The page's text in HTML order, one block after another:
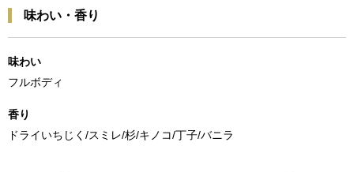
味わい・香り
味わい
フルボディ
香り
ドライいちじく/スミレ/杉/キノコ/丁子/バニラ